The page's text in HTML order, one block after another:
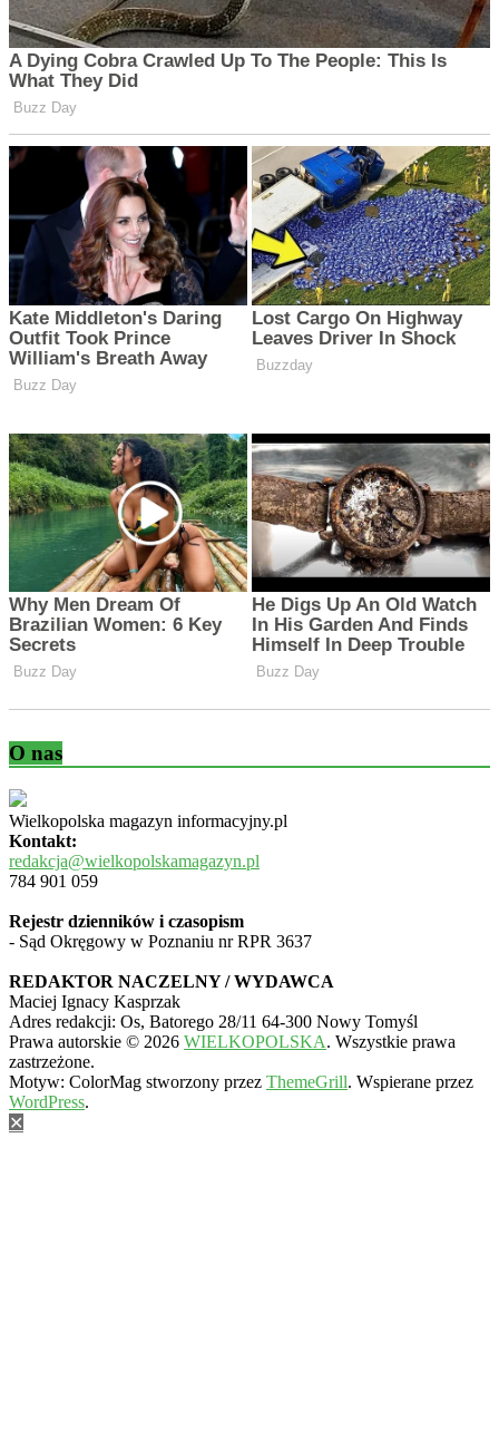
O nas
Wielkopolska magazyn informacyjny.pl
Kontakt:
redakcja@wielkopolskamagazyn.pl
784 901 059
Rejestr dzienników i czasopism
- Sąd Okręgowy w Poznaniu nr RPR 3637
REDAKTOR NACZELNY / WYDAWCA
Maciej Ignacy Kasprzak
Adres redakcji: Os, Batorego 28/11 64-300 Nowy Tomyśl
Prawa autorskie © 2026 WIELKOPOLSKA. Wszystkie prawa
zastrzeżone.
Motyw: ColorMag stworzony przez ThemeGrill. Wspierane przez
WordPress.
✕